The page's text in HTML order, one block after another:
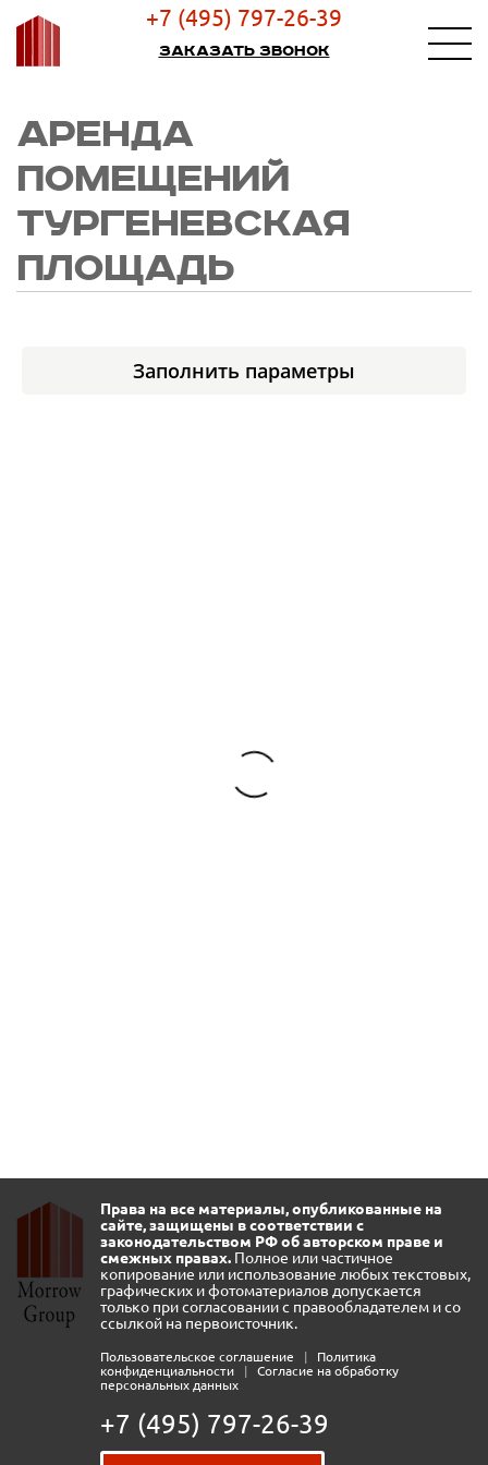
+7 (495) 797-26-39
Заказать звонок
АРЕНДА
ПОМЕЩЕНИЙ
ТУРГЕНЕВСКАЯ
ПЛОЩАДЬ
Заполнить параметры
Права на все материалы, опубликованные на
сайте, защищены в соответствии с
законодательством РФ об авторском праве и
смежных правах. Полное или частичное
копирование или использование любых текстовых,
графических и фотоматериалов допускается
только при согласовании с правообладателем и со
ссылкой на первоисточник.
Пользовательское соглашение |
Политика
конфиденциальности
|
Согласие на обработку
персональных данных
+7 (495) 797-26-39